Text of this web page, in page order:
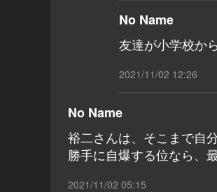
No Name
友達が小学校か
2021/11/02 12:26
No Name
裕二さんは、そこまで自
勝手に自爆する位なら、
2021/11/02 05:15